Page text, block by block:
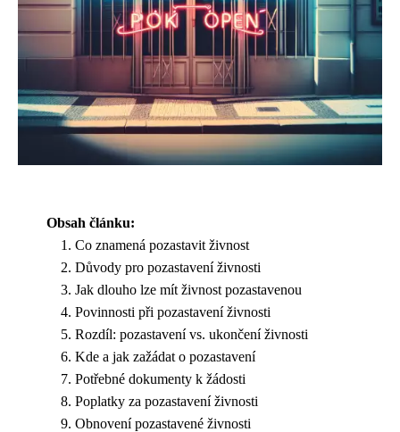
Obsah článku:
Co znamená pozastavit živnost
Důvody pro pozastavení živnosti
Jak dlouho lze mít živnost pozastavenou
Povinnosti při pozastavení živnosti
Rozdíl: pozastavení vs. ukončení živnosti
Kde a jak zažádat o pozastavení
Potřebné dokumenty k žádosti
Poplatky za pozastavení živnosti
Obnovení pozastavené živnosti